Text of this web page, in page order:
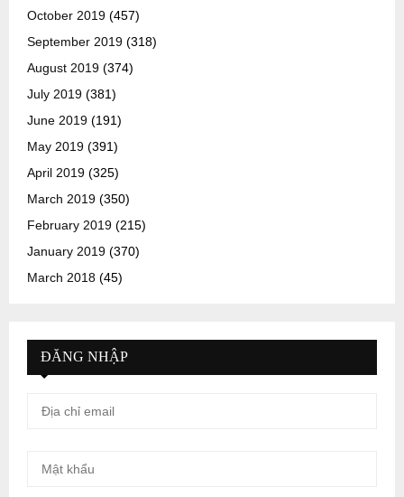
October 2019 (457)
September 2019 (318)
August 2019 (374)
July 2019 (381)
June 2019 (191)
May 2019 (391)
April 2019 (325)
March 2019 (350)
February 2019 (215)
January 2019 (370)
March 2018 (45)
ĐĂNG NHẬP